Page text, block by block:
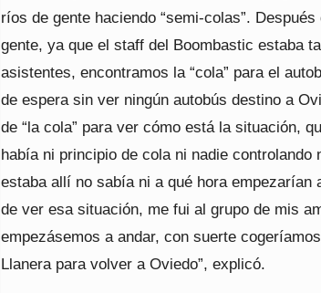
ríos de gente haciendo “semi-colas”.
gente, ya que el staff del Boombastic estaba
asistentes, encontramos la “cola” para el
de espera sin ver ningún autobús destino a
de “la cola” para ver cómo está la situación,
había ni principio de cola ni nadie controlando
estaba allí no sabía ni a qué hora empezarían
de ver esa situación, me fui al grupo de mis
empezásemos a andar, con suerte
Llanera para volver a Oviedo”, explicó.